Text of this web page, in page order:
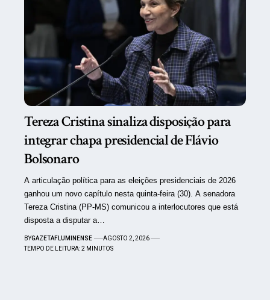
Tereza Cristina sinaliza disposição para
integrar chapa presidencial de Flávio
Bolsonaro
A articulação política para as eleições presidenciais de 2026
ganhou um novo capítulo nesta quinta-feira (30). A senadora
Tereza Cristina (PP-MS) comunicou a interlocutores que está
disposta a disputar a…
BYGAZETAFLUMINENSE
AGOSTO 2, 2026
TEMPO DE LEITURA: 2 MINUTOS